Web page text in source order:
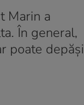
Marin a
În general,
poate depăși